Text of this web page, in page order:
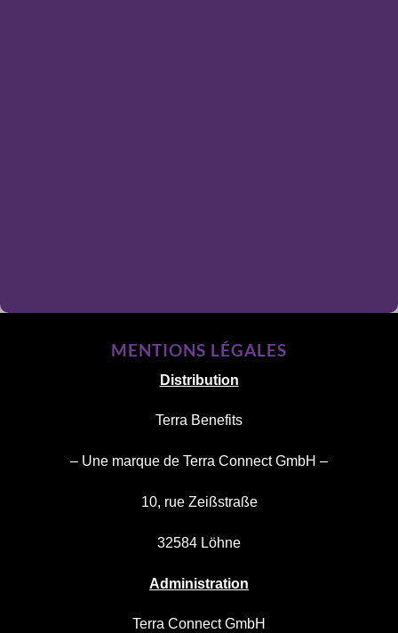
MENTIONS LÉGALES
Distribution
Terra Benefits
– Une marque de Terra Connect GmbH –
10, rue Zeißstraße
32584 Löhne
Administration
Terra Connect GmbH